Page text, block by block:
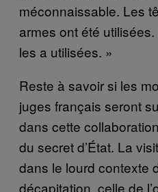
méconnaissable. Les
armes ont été
les a utilisées. »
Reste à savoir si les
juges français seront
dans cette
du secret d’État. La
dans le lourd contexte
décapitation, celle de